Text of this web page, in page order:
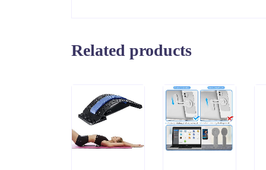
Related products